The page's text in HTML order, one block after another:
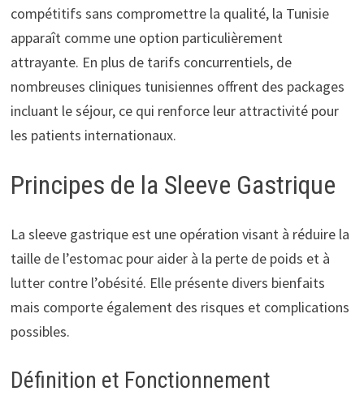
compétitifs sans compromettre la qualité, la Tunisie
apparaît comme une option particulièrement
attrayante. En plus de tarifs concurrentiels, de
nombreuses cliniques tunisiennes offrent des packages
incluant le séjour, ce qui renforce leur attractivité pour
les patients internationaux.
Principes de la Sleeve Gastrique
La sleeve gastrique est une opération visant à réduire la
taille de l’estomac pour aider à la perte de poids et à
lutter contre l’obésité. Elle présente divers bienfaits
mais comporte également des risques et complications
possibles.
Définition et Fonctionnement